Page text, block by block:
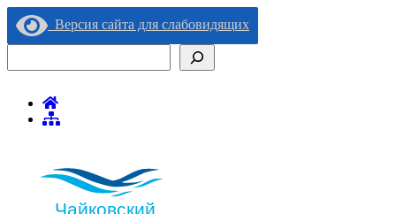
Версия сайта для слабовидящих